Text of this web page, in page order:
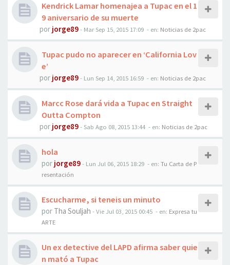
Kendrick Lamar homenajea a Tupac en el 1
9 aniversario de su muerte
por jorge89- Mar Sep 15, 2015 17:09 - en: Noticias de 2pac
Tupac pudo no aparecer en ‘California Lov
e’
por jorge89- Lun Sep 14, 2015 16:59 - en: Noticias de 2pac
Marcc Rose dará vida a Tupac en Straight
Outta Compton
por jorge89- Sab Ago 08, 2015 13:44 - en: Noticias de 2pac
hola
por jorge89- Lun Jul 06, 2015 18:29 - en: Tu Carta de P
resentación
Escucharme, si teneis un minuto
por Tha Souljah -Vie Jul 03, 2015 00:45 - en: Expresa tu
ARTE
Un ex detective del LAPD afirma saber quie
n mató a Tupac